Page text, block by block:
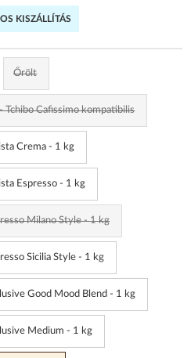
KISZÁLLÍTÁS
Őrölt
Tchibo Cafissimo kompatibilis
Crema - 1 kg
Espresso - 1 kg
Milano Style - 1 kg
Sicilia Style - 1 kg
Good Mood Blend - 1 kg
Medium - 1 kg